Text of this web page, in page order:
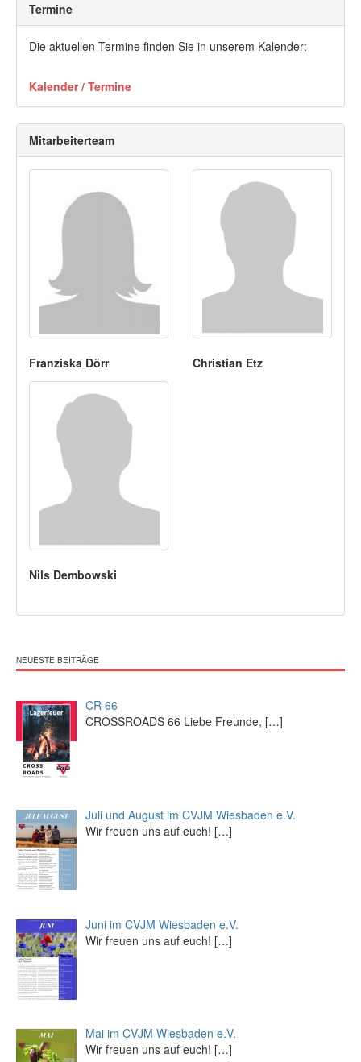
Termine
Die aktuellen Termine finden Sie in unserem Kalender:
Kalender / Termine
Mitarbeiterteam
Franziska Dörr Christian Etz
Nils Dembowski
NEUESTE BEITRÄGE
CR 66
CROSSROADS 66 Liebe Freunde, […]
Juli und August im CVJM Wiesbaden e.V.
Wir freuen uns auf euch! […]
Juni im CVJM Wiesbaden e.V.
Wir freuen uns auf euch! […]
Mai im CVJM Wiesbaden e.V.
Wir freuen uns auf euch! […]